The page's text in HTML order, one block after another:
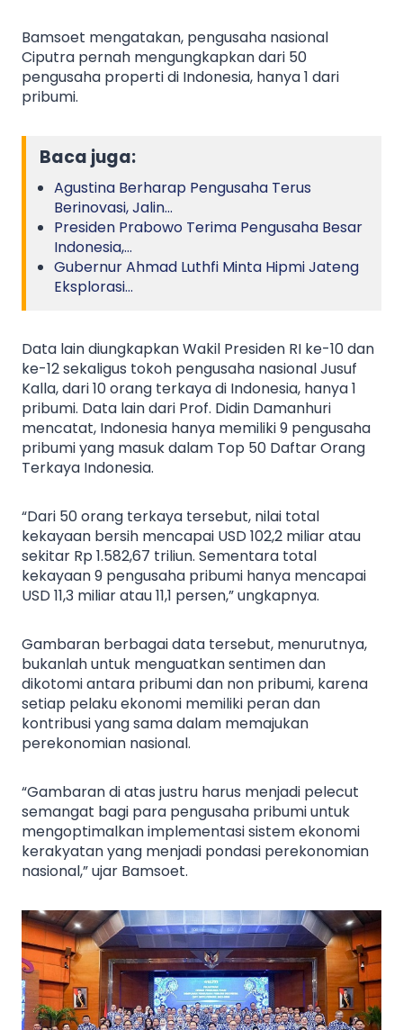
Bamsoet mengatakan, pengusaha nasional
Ciputra pernah mengungkapkan dari 50
pengusaha properti di Indonesia, hanya 1 dari
pribumi.
Baca juga:
Agustina Berharap Pengusaha Terus
Berinovasi, Jalin…
Presiden Prabowo Terima Pengusaha Besar
Indonesia,…
Gubernur Ahmad Luthfi Minta Hipmi Jateng
Eksplorasi…
Data lain diungkapkan Wakil Presiden RI ke-10 dan
ke-12 sekaligus tokoh pengusaha nasional Jusuf
Kalla, dari 10 orang terkaya di Indonesia, hanya 1
pribumi. Data lain dari Prof. Didin Damanhuri
mencatat, Indonesia hanya memiliki 9 pengusaha
pribumi yang masuk dalam Top 50 Daftar Orang
Terkaya Indonesia.
“Dari 50 orang terkaya tersebut, nilai total
kekayaan bersih mencapai USD 102,2 miliar atau
sekitar Rp 1.582,67 triliun. Sementara total
kekayaan 9 pengusaha pribumi hanya mencapai
USD 11,3 miliar atau 11,1 persen,” ungkapnya.
Gambaran berbagai data tersebut, menurutnya,
bukanlah untuk menguatkan sentimen dan
dikotomi antara pribumi dan non pribumi, karena
setiap pelaku ekonomi memiliki peran dan
kontribusi yang sama dalam memajukan
perekonomian nasional.
“Gambaran di atas justru harus menjadi pelecut
semangat bagi para pengusaha pribumi untuk
mengoptimalkan implementasi sistem ekonomi
kerakyatan yang menjadi pondasi perekonomian
nasional,” ujar Bamsoet.